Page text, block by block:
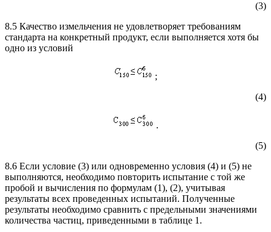
(3)
8.5 Качество измельчения не удовлетворяет требованиям
стандарта на конкретный продукт, если выполняется хотя бы
одно из условий
;
(4)
.
(5)
8.6 Если условие (3) или одновременно условия (4) и (5) не
выполняются, необходимо повторить испытание с той же
пробой и вычисления по формулам (1), (2), учитывая
результаты всех проведенных испытаний. Полученные
результаты необходимо сравнить с предельными значениями
количества частиц, приведенными в таблице 1.